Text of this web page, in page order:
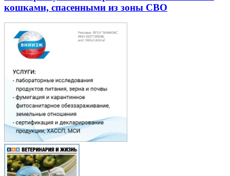
кошками, спасенными из зоны СВО